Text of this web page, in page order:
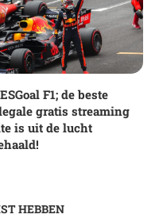
F1; de beste
gratis streaming
is uit de lucht
HEBBEN